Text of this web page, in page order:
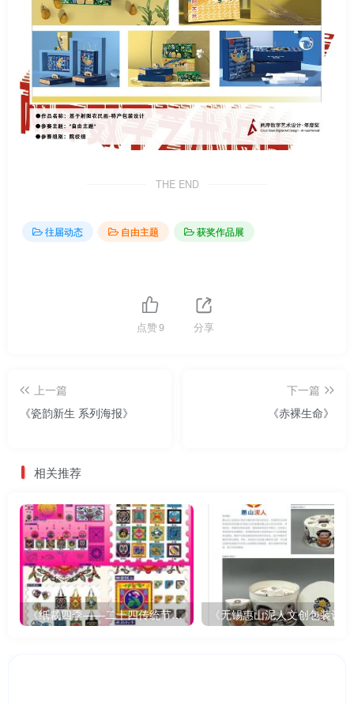
THE END
往届动态 自由主题 获奖作品展
点赞9 分享
上一篇
《瓷韵新生 系列海报》
下一篇
《赤裸生命》
相关推荐
《纸裁四季——二十四传统节气文创设计》 《无锡惠山泥人文创包装设